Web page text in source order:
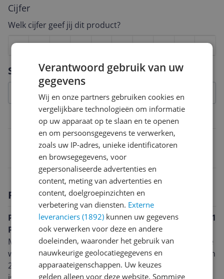
Specificaties
Belangrijkste kenmerken
9170027871905
Productomschrijving
Praktisch en comfortabel rijden op de VYBER Ride E1
Pro
Met de VYBER Ride E1 Pro elektrische fiets verken je de
wereld op een nieuwe manier. Dit model, gelanceerd in
2023 en verkrijgbaar in een stijlvolle zwarte uitvoering,
Cijfer
Welk cijfer geef jij dit product?
10
9
8
7
6
5
4
3
2
1
Vraag 1 van 4
Verantwoord gebruik van uw
gegevens
Wij en onze partners gebruiken cookies en
vergelijkbare technologieën om informatie
op uw apparaat op te slaan en te openen
en om persoonsgegevens te verwerken,
zoals uw IP-adres, unieke identificatoren
en browsegegevens, voor
gepersonaliseerde advertenties en
content, meting van advertenties en
content, doelgroepinzichten en
verbetering van diensten. Externe
leveranciers (1892) kunnen uw gegevens
ook verwerken voor deze en andere
doeleinden, waaronder het gebruik van
nauwkeurige geolocatiegegevens en
apparaateigenschappen. Uw keuzes
gelden alleen voor deze website. Sommige